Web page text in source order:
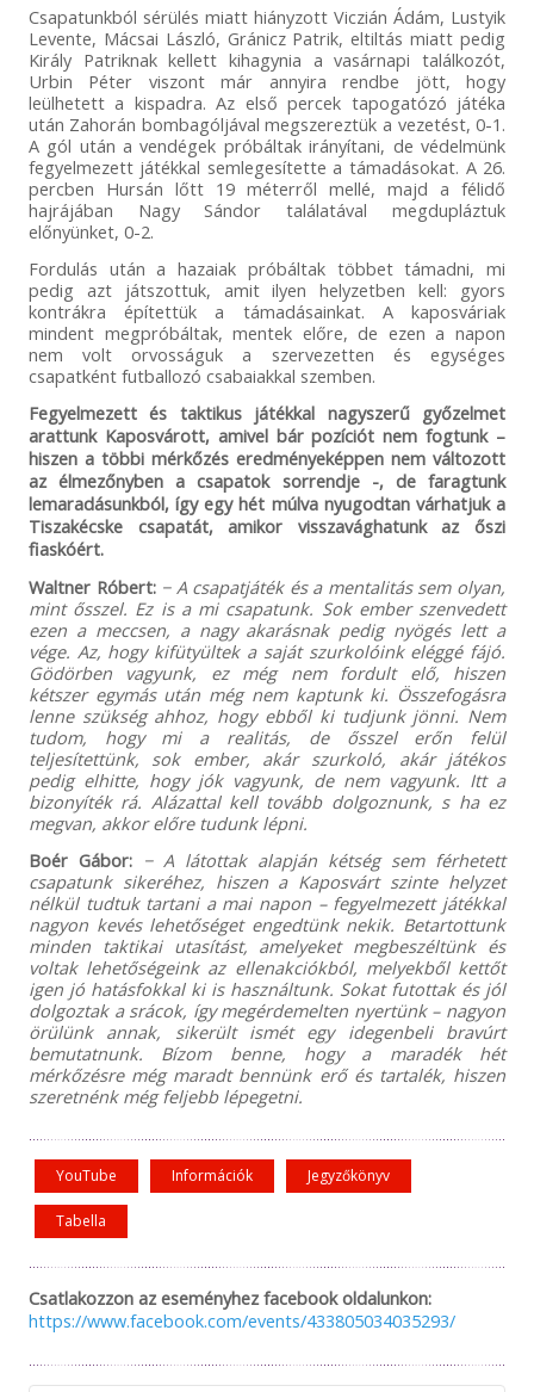
Csapatunkból sérülés miatt hiányzott Viczián Ádám, Lustyik
Levente, Mácsai László, Gránicz Patrik, eltiltás miatt pedig
Király Patriknak kellett kihagynia a vasárnapi találkozót,
Urbin Péter viszont már annyira rendbe jött, hogy
leülhetett a kispadra. Az első percek tapogatózó játéka
után Zahorán bombagóljával megszereztük a vezetést, 0-1.
A gól után a vendégek próbáltak irányítani, de védelmünk
fegyelmezett játékkal semlegesítette a támadásokat. A 26.
percben Hursán lőtt 19 méterről mellé, majd a félidő
hajrájában Nagy Sándor találatával megdupláztuk
előnyünket, 0-2.
Fordulás után a hazaiak próbáltak többet támadni, mi
pedig azt játszottuk, amit ilyen helyzetben kell: gyors
kontrákra építettük a támadásainkat. A kaposváriak
mindent megpróbáltak, mentek előre, de ezen a napon
nem volt orvosságuk a szervezetten és egységes
csapatként futballozó csabaiakkal szemben.
Fegyelmezett és taktikus játékkal nagyszerű győzelmet
arattunk Kaposvárott, amivel bár pozíciót nem fogtunk –
hiszen a többi mérkőzés eredményeképpen nem változott
az élmezőnyben a csapatok sorrendje -, de faragtunk
lemaradásunkból, így egy hét múlva nyugodtan várhatjuk a
Tiszakécske csapatát, amikor visszavághatunk az őszi
fiaskóért.
Waltner Róbert: − A csapatjáték és a mentalitás sem olyan,
mint ősszel. Ez is a mi csapatunk. Sok ember szenvedett
ezen a meccsen, a nagy akarásnak pedig nyögés lett a
vége. Az, hogy kifütyültek a saját szurkolóink eléggé fájó.
Gödörben vagyunk, ez még nem fordult elő, hiszen
kétszer egymás után még nem kaptunk ki. Összefogásra
lenne szükség ahhoz, hogy ebből ki tudjunk jönni. Nem
tudom, hogy mi a realitás, de ősszel erőn felül
teljesítettünk, sok ember, akár szurkoló, akár játékos
pedig elhitte, hogy jók vagyunk, de nem vagyunk. Itt a
bizonyíték rá. Alázattal kell tovább dolgoznunk, s ha ez
megvan, akkor előre tudunk lépni.
Boér Gábor: − A látottak alapján kétség sem férhetett
csapatunk sikeréhez, hiszen a Kaposvárt szinte helyzet
nélkül tudtuk tartani a mai napon – fegyelmezett játékkal
nagyon kevés lehetőséget engedtünk nekik. Betartottunk
minden taktikai utasítást, amelyeket megbeszéltünk és
voltak lehetőségeink az ellenakciókból, melyekből kettőt
igen jó hatásfokkal ki is használtunk. Sokat futottak és jól
dolgoztak a srácok, így megérdemelten nyertünk – nagyon
örülünk annak, sikerült ismét egy idegenbeli bravúrt
bemutatnunk. Bízom benne, hogy a maradék hét
mérkőzésre még maradt bennünk erő és tartalék, hiszen
szeretnénk még feljebb lépegetni.
YouTube Információk Jegyzőkönyv
Tabella
Csatlakozzon az eseményhez facebook oldalunkon:
https://www.facebook.com/events/433805034035293/